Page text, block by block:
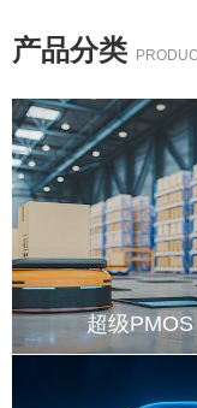
产品分类
超级PMOS
超级PMOS - 60V